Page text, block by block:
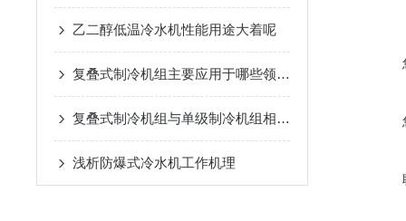
乙二醇低温冷水机性能用途大着呢
复叠式制冷机组主要应用于哪些领域？
复叠式制冷机组与单级制冷机组相比有哪些优势？
浅析​防爆式冷水机工作机理